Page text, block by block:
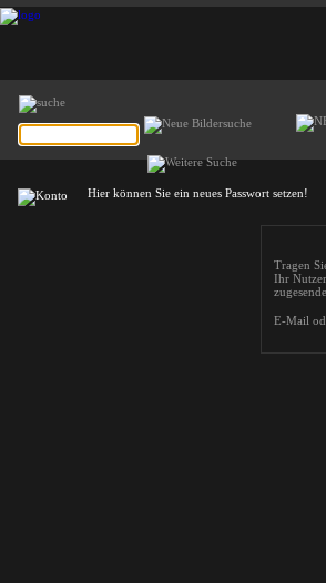
Hier können Sie ein neues Passwort setzen!
Tragen
Ihr
E-Mail